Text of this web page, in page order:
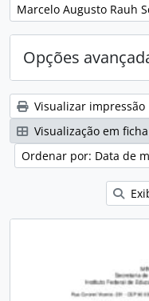
Remover filtro:
Marcelo Augusto Rauh
Opções
Visualizar impressão
Visualização em ficha
Ordenar por: Data de